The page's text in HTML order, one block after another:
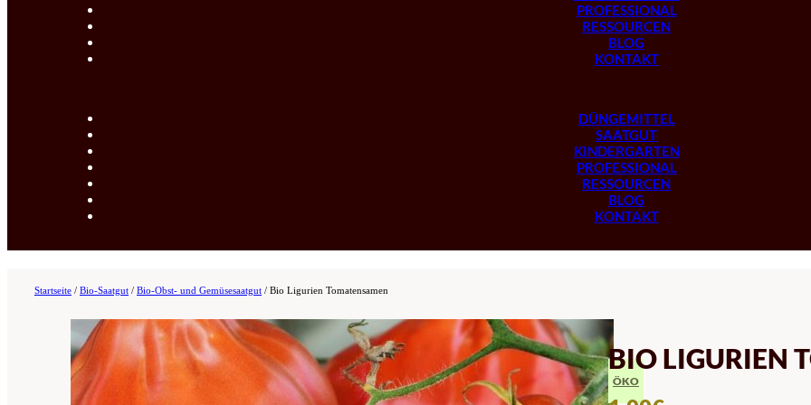
PROFESSIONAL
RESSOURCEN
BLOG
KONTAKT
DÜNGEMITTEL
SAATGUT
KINDERGARTEN
PROFESSIONAL
RESSOURCEN
BLOG
KONTAKT
Startseite / Bio-Saatgut / Bio-Obst- und Gemüsesaatgut / Bio Ligurien Tomatensamen
BIO LIGURIEN
ÖKO